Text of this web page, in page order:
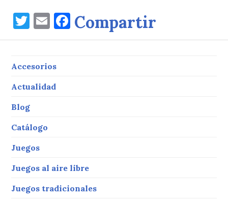
T
w
te
r
E
m
l
F
a
Compartir
Accesorios
Actualidad
Blog
Catálogo
Juegos
Juegos al aire libre
Juegos tradicionales